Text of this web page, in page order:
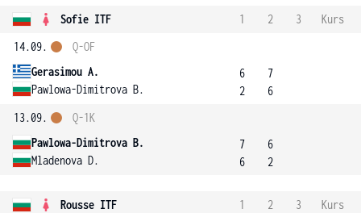
Sofie ITF 1 2 3
Kurs
14.09.
Gerasimou A.
Pawlowa-Dimitrova B.
Q-OF
6
2
7
6
13.09.
Pawlowa-Dimitrova B.
Mladenova D.
Q-1K
7
6
6
2
Rousse ITF 1 2 3
Kurs